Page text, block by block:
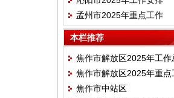
孟州市2025年重点工作
本栏推荐
焦作市解放区2025年工作
标
焦作市解放区2025年重点
焦作市中站区